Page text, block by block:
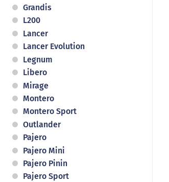
Grandis
L200
Lancer
Lancer Evolution
Legnum
Libero
Mirage
Montero
Montero Sport
Outlander
Pajero
Pajero Mini
Pajero Pinin
Pajero Sport